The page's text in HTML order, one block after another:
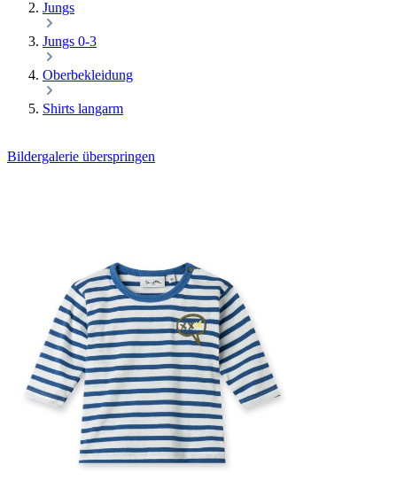
Jungs
Jungs 0-3
Oberbekleidung
Shirts langarm
Bildergalerie überspringen